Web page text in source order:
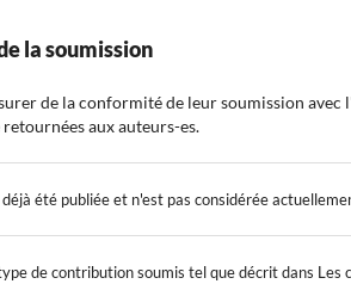
la soumission
de la conformité de leur soumission avec
aux auteurs-es.
été publiée et n'est pas considérée
de contribution soumis tel que décrit dans Les